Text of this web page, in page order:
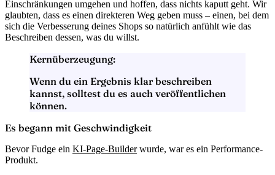
Einschränkungen umgehen und hoffen, dass nichts kaputt geht. Wir
glaubten, dass es einen direkteren Weg geben muss – einen, bei dem
sich die Verbesserung deines Shops so natürlich anfühlt wie das
Beschreiben dessen, was du willst.
Kernüberzeugung:
Wenn du ein Ergebnis klar beschreiben
kannst, solltest du es auch veröffentlichen
können.
Es begann mit Geschwindigkeit
Bevor Fudge ein KI-Page-Builderwurde, war es ein Performance-
Produkt.